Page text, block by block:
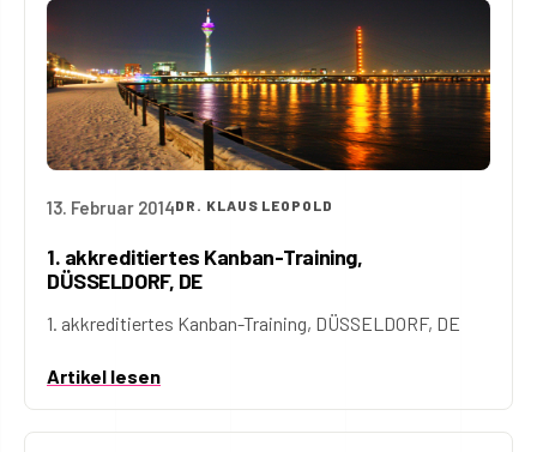
13. Februar 2014DR. KLAUS LEOPOLD
1. akkreditiertes Kanban-Training,
DÜSSELDORF, DE
1. akkreditiertes Kanban-Training, DÜSSELDORF, DE
Artikel lesen